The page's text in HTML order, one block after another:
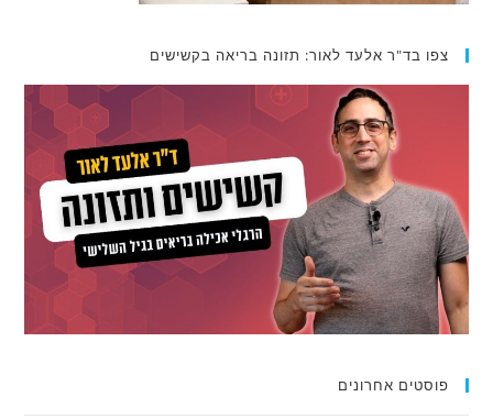
צפו בד"ר אלעד לאור: תזונה בריאה בקשישים
פוסטים אחרונים